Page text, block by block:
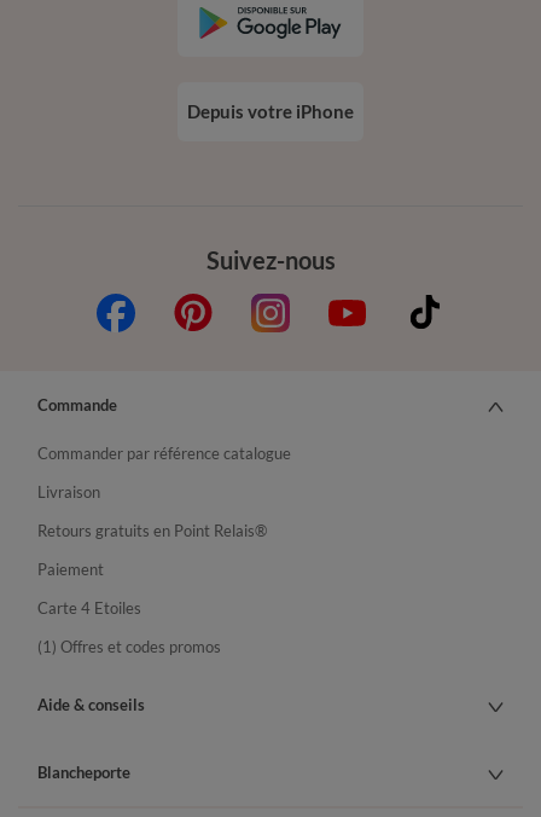
Suivez-nous
Depuis votre iPhone
Commande
Commander par référence catalogue
Livraison
Retours gratuits en Point Relais®
Paiement
Carte 4 Etoiles
(1) Offres et codes promos
Aide & conseils
Blancheporte